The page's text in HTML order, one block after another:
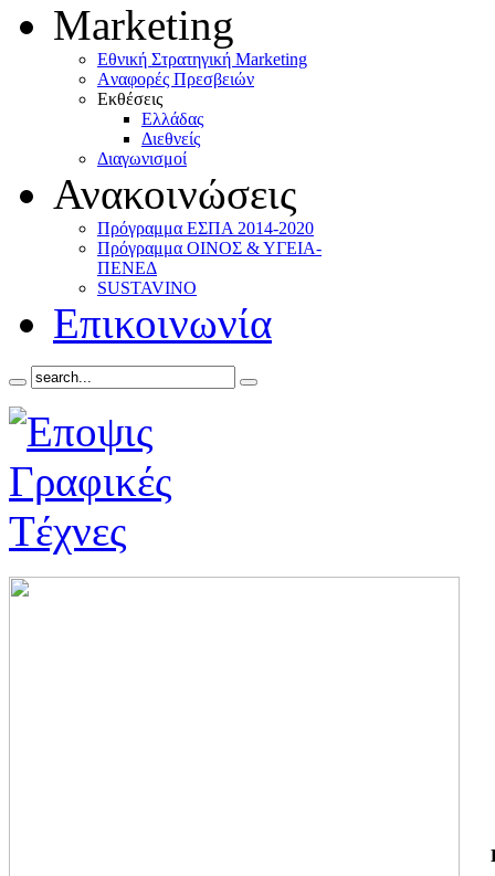
Marketing
Eθνική Στρατηγική Marketing
Aναφορές Πρεσβειών
Eκθέσεις
Eλλάδας
Διεθνείς
Διαγωνισμοί
Ανακοινώσεις
Πρόγραμμα ΕΣΠΑ 2014-2020
Πρόγραμμα ΟΙΝΟΣ & ΥΓΕΙΑ-
ΠΕΝΕΔ
SUSTAVINO
Επικοινωνία